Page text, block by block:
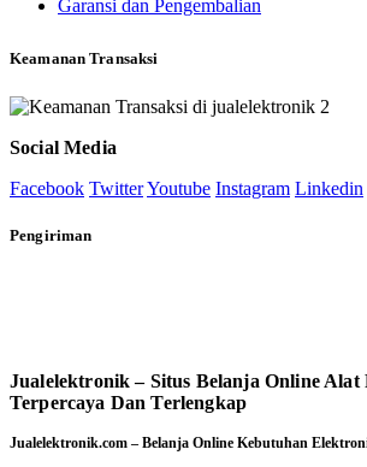
Garansi dan Pengembalian
Keamanan Transaksi
Social Media
Facebook TwitterYoutube Instagram Linkedin
Pengiriman
Jualelektronik – Situs Belanja Online Alat
Terpercaya Dan Terlengkap
Jualelektronik.com – Belanja Online Kebutuhan